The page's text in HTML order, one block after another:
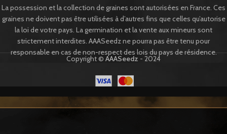
La possession et la collection de graines sont autorisées en France. Ces
graines ne doivent pas être utilisées à d’autres fins que celles qu’autorise
la loi de votre pays. La germination et la vente aux mineurs sont
strictement interdites. AAASeedz ne pourra pas être tenu pour
responsable en cas de non-respect des lois du pays de résidence.
Copyright © AAASeedz - 2024